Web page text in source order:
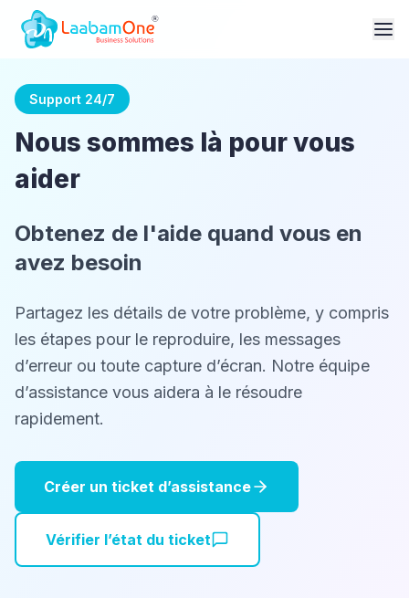
Support 24/7
Nous sommes là pour vous
aider
Obtenez de l'aide quand vous en
avez besoin
Partagez les détails de votre problème, y compris
les étapes pour le reproduire, les messages
d’erreur ou toute capture d’écran. Notre équipe
d’assistance vous aidera à le résoudre
rapidement.
Créer un ticket d’assistance
Vérifier l’état du ticket